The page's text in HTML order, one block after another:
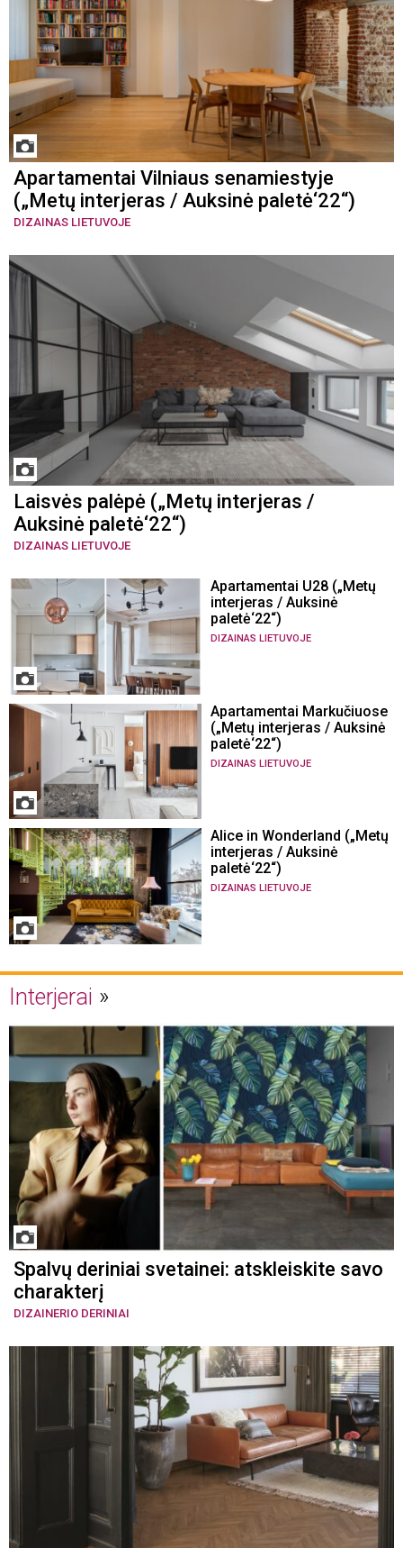
Apartamentai Vilniaus senamiestyje
(„Metų interjeras / Auksinė paletė‘22“)
DIZAINAS LIETUVOJE
Laisvės palėpė („Metų interjeras /
Auksinė paletė‘22“)
DIZAINAS LIETUVOJE
Apartamentai U28 („Metų
interjeras / Auksinė
paletė‘22“)
DIZAINAS LIETUVOJE
Apartamentai Markučiuose
(„Metų interjeras / Auksinė
paletė‘22“)
DIZAINAS LIETUVOJE
Alice in Wonderland („Metų
interjeras / Auksinė
paletė‘22“)
DIZAINAS LIETUVOJE
Interjerai
Spalvų deriniai svetainei: atskleiskite savo
charakterį
DIZAINERIO DERINIAI